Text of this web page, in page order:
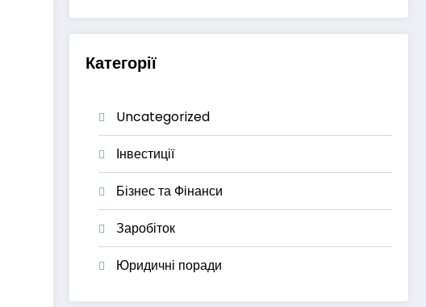
Категорії
Uncategorized
Інвестиції
Бізнес та Фінанси
Заробіток
Юридичні поради